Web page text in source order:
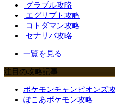
グラブル攻略
エグリプト攻略
コトダマン攻略
セナリバ攻略
一覧を見る
注目の攻略記事
ポケモンチャンピオンズ
ぽこあポケモン攻略